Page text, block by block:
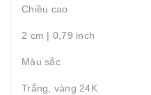
Chiều cao
2 cm | 0,79 inch
Màu sắc
Trắng, vàng 24K